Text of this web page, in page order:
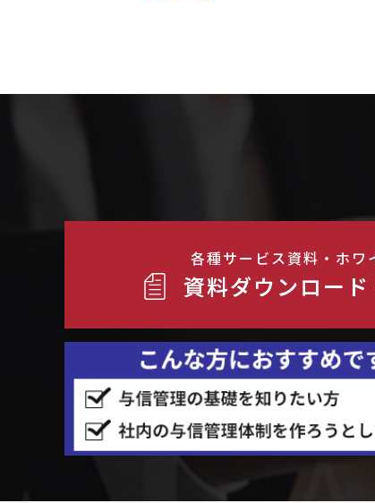
し ク
ウ
で
き
ま
各種サービス資料・ホワ
資料ダウンロー